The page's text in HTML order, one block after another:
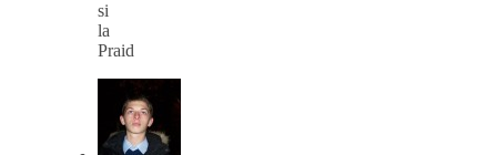
si
la
Praid